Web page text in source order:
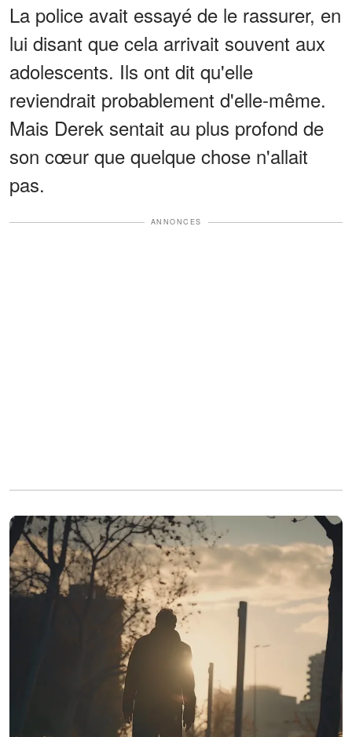
La police avait essayé de le rassurer, en
lui disant que cela arrivait souvent aux
adolescents. Ils ont dit qu'elle
reviendrait probablement d'elle-même.
Mais Derek sentait au plus profond de
son cœur que quelque chose n'allait
pas.
ANNONCES